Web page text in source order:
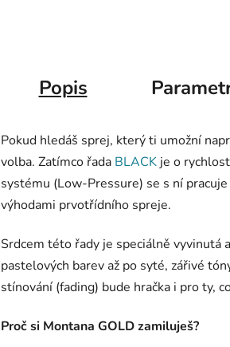
Popis
Pokud hledáš sprej, který ti umožní
volba. Zatímco řada BLACK je o
systému (Low-Pressure) se s ní
výhodami prvotřídního spreje.
Srdcem této řady je speciálně vyvinutá
pastelových barev až po syté, zářivé
stínování (fading) bude hračka i pro ty,
Proč si Montana GOLD zamiluješ?